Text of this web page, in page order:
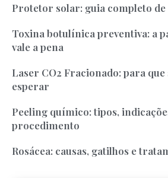
Protetor solar: guia completo
Toxina botulínica preventiva: a
vale a pena
Laser CO2 Fracionado: para que
esperar
Peeling químico: tipos,
procedimento
Rosácea: causas, gatilhos e